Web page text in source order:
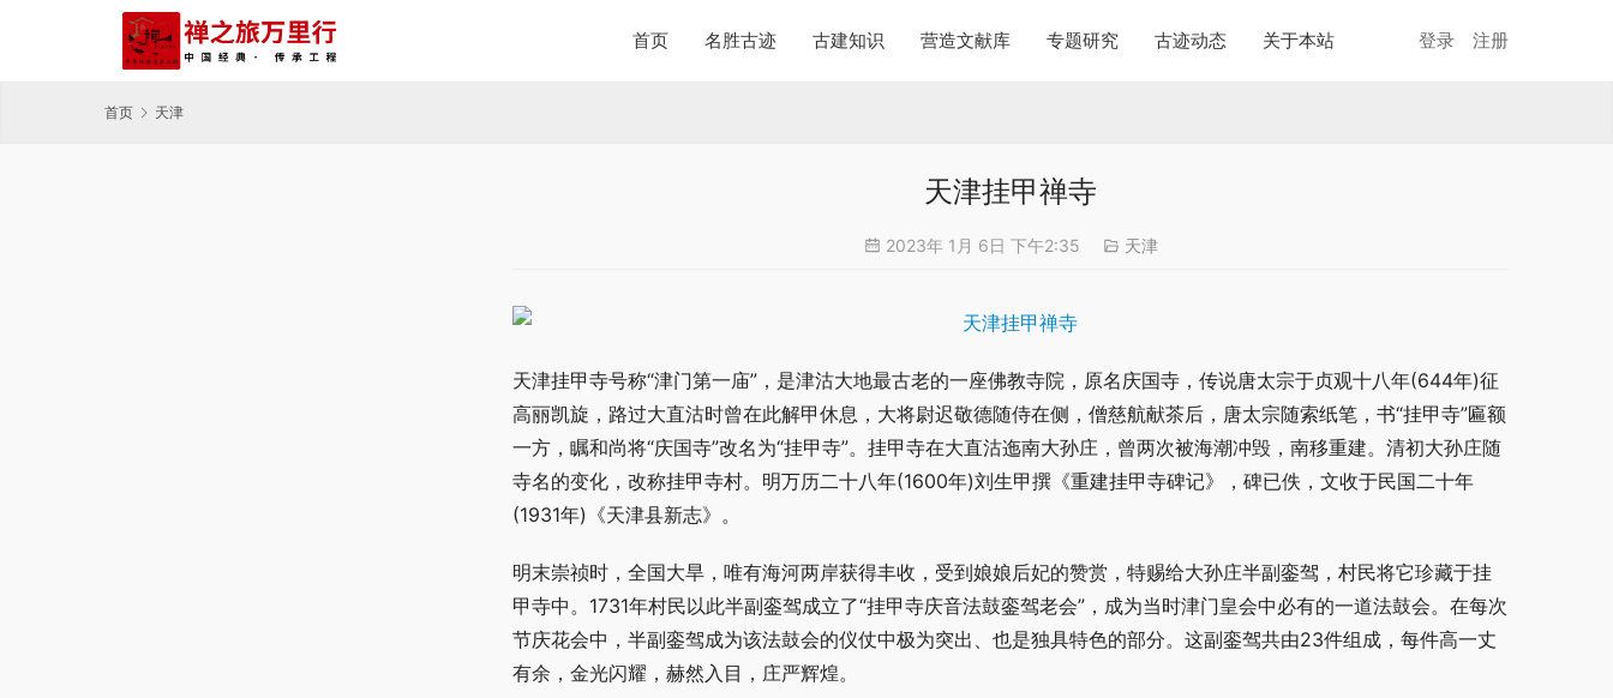
首页 名胜古迹 古建知识 营造文献库 专题研究 古迹动态 关于本站 登录 注册
首页 天津
天津挂甲禅寺
2023年 1月 6日 下午2:35 天津
天津挂甲寺号称“津门第一庙”，是津沽大地最古老的一座佛教寺院，原名庆国寺，传说唐太宗于贞观十八年(644年)征
高丽凯旋，路过大直沽时曾在此解甲休息，大将尉迟敬德随侍在侧，僧慈航献茶后，唐太宗随索纸笔，书“挂甲寺”匾额
一方，瞩和尚将“庆国寺”改名为“挂甲寺”。挂甲寺在大直沽迤南大孙庄，曾两次被海潮冲毁，南移重建。清初大孙庄随
寺名的变化，改称挂甲寺村。明万历二十八年(1600年)刘生甲撰《重建挂甲寺碑记》，碑已佚，文收于民国二十年
(1931年)《天津县新志》。
明末崇祯时，全国大旱，唯有海河两岸获得丰收，受到娘娘后妃的赞赏，特赐给大孙庄半副銮驾，村民将它珍藏于挂
甲寺中。1731年村民以此半副銮驾成立了“挂甲寺庆音法鼓銮驾老会”，成为当时津门皇会中必有的一道法鼓会。在每次
节庆花会中，半副銮驾成为该法鼓会的仪仗中极为突出、也是独具特色的部分。这副銮驾共由23件组成，每件高一丈
有余，金光闪耀，赫然入目，庄严辉煌。